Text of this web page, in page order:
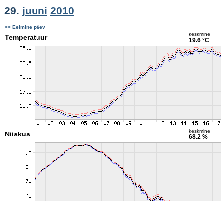
29. juuni 2010
<< Eelmine päev
Temperatuur keskmine
19.6 °C
Niiskus keskmine
68.2 %